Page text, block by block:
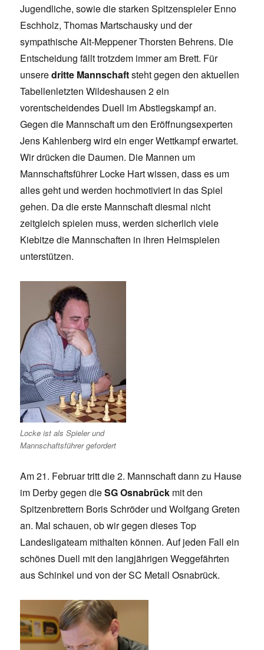
Jugendliche, sowie die starken Spitzenspieler Enno
Eschholz, Thomas Martschausky und der
sympathische Alt-Meppener Thorsten Behrens. Die
Entscheidung fällt trotzdem immer am Brett. Für
unseredritte Mannschaftsteht gegen den aktuellen
Tabellenletzten Wildeshausen 2 ein
vorentscheidendes Duell im Abstiegskampf an.
Gegen die Mannschaft um den Eröffnungsexperten
Jens Kahlenberg wird ein enger Wettkampf erwartet.
Wir drücken die Daumen. Die Mannen um
Mannschaftsführer Locke Hart wissen, dass es um
alles geht und werden hochmotiviert in das Spiel
gehen. Da die erste Mannschaft diesmal nicht
zeitgleich spielen muss, werden sicherlich viele
Kiebitze die Mannschaften in ihren Heimspielen
unterstützen.
Locke ist als Spieler und
Mannschaftsführer gefordert
Am 21. Februar tritt die 2. Mannschaft dann zu Hause
im Derby gegen dieSG Osnabrück mit den
Spitzenbrettern Boris Schröder und Wolfgang Greten
an. Mal schauen, ob wir gegen dieses Top
Landesligateam mithalten können. Auf jeden Fall ein
schönes Duell mit den langjährigen Weggefährten
aus Schinkel und von der SC Metall Osnabrück.